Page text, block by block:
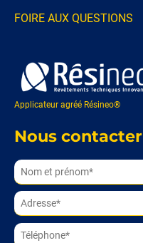
FOIRE AUX QUESTIONS
Applicateur agréé Résineo®
Nous contacter